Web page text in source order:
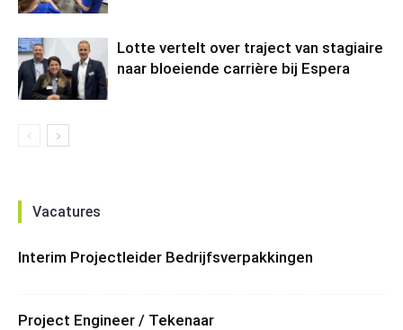
Lotte vertelt over traject van stagiaire
naar bloeiende carrière bij Espera
Vacatures
Interim Projectleider Bedrijfsverpakkingen
Project Engineer / Tekenaar